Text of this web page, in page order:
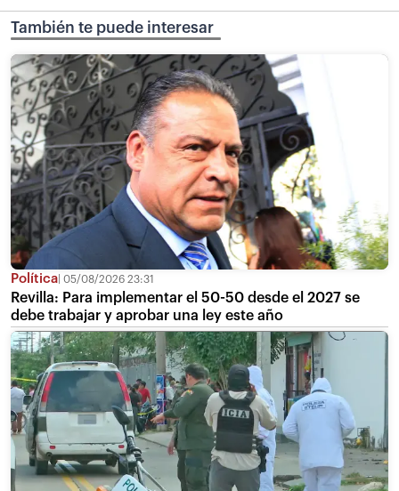
También te puede interesar
Política 05/08/2026 23:31
Revilla: Para implementar el 50-50 desde el 2027 se
debe trabajar y aprobar una ley este año